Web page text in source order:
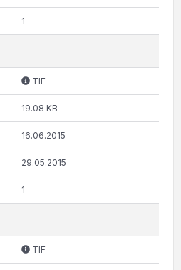
1
TIF
19.08 KB
16.06.2015
29.05.2015
1
TIF